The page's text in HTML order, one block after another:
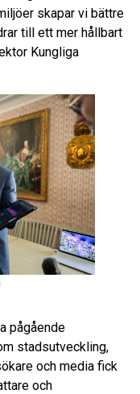
skapar vi bättre
till ett mer hållbart
Kungliga
pågående
stadsutveckling,
och media fick
och